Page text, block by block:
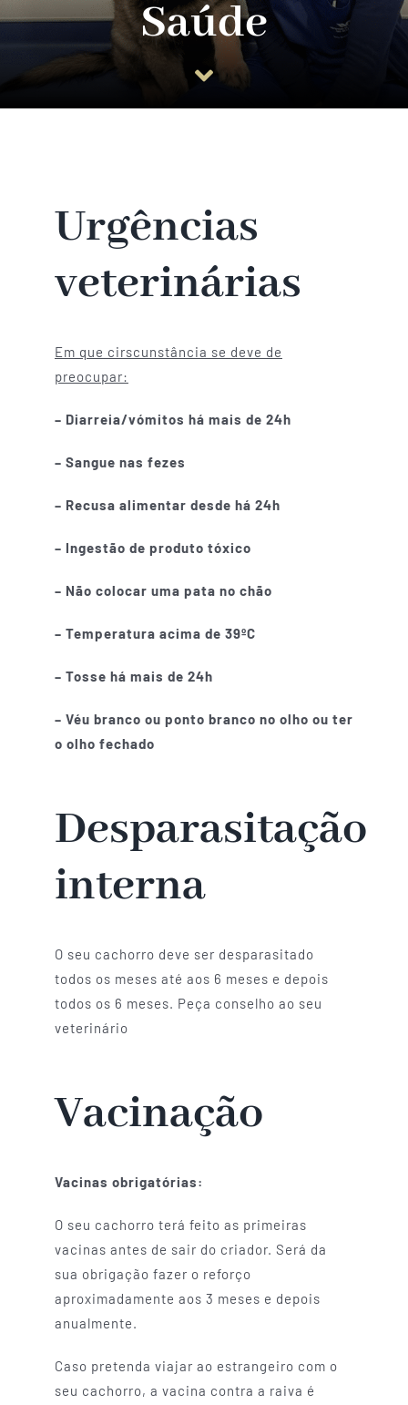
Guia do Cachorro
Planos
Saúde
Urgências
veterinárias
Em que cirscunstância se deve de
preocupar:
– Diarreia/vómitos há mais de 24h
– Sangue nas fezes
– Recusa alimentar desde há 24h
– Ingestão de produto tóxico
– Não colocar uma pata no chão
– Temperatura acima de 39ºC
– Tosse há mais de 24h
– Véu branco ou ponto branco no olho ou ter
o olho fechado
Desparasitação
interna
O seu cachorro deve ser desparasitado
todos os meses até aos 6 meses e depois
todos os 6 meses. Peça conselho ao seu
veterinário
Vacinação
Vacinas obrigatórias:
O seu cachorro terá feito as primeiras
vacinas antes de sair do criador. Será da
sua obrigação fazer o reforço
aproximadamente aos 3 meses e depois
anualmente.
Caso pretenda viajar ao estrangeiro com o
seu cachorro, a vacina contra a raiva é